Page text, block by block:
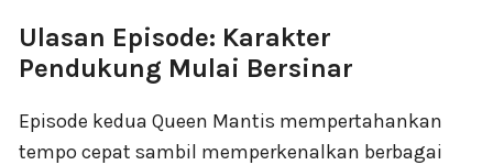
Ulasan Episode: Karakter
Pendukung Mulai Bersinar
Episode kedua Queen Mantis mempertahankan
tempo cepat sambil memperkenalkan berbagai